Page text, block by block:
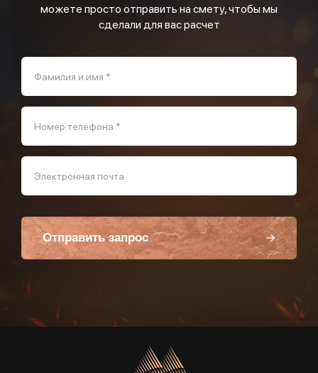
можете просто отправить на смету, чтобы мы
сделали для вас расчет
Фамилия и имя *
Номер телефона *
Электронная почта
Отправить запрос
Пользуясь данной формой вы соглашаетесь с политикой компании